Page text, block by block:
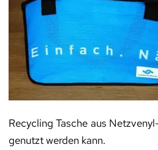
Recycling Tasche aus
genutzt werden kann.